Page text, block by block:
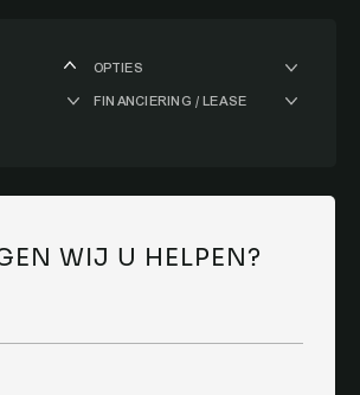
OPTIES
FINANCIERING / LEASE
WIJ U HELPEN?